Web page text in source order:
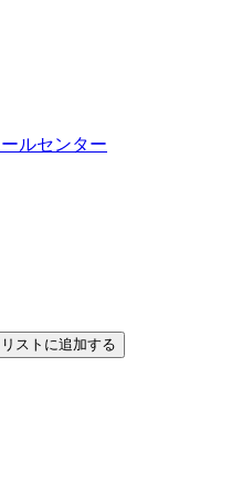
ルセンター
リストに追加する